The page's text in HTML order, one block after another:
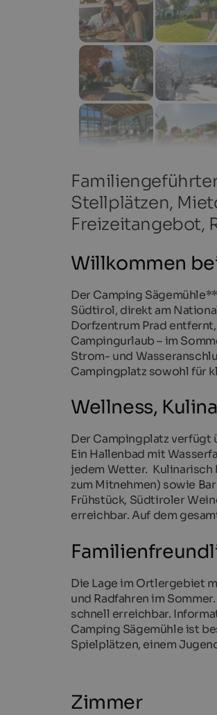
Stellplätzen,
Freizeitangebot,
Willkommen
Der Camping
Südtirol, direkt am
Dorfzentrum Prad
Campingurlaub – im
Strom- und
Campingplatz sowohl für
Wellness,
Der Campingplatz verfügt
Ein Hallenbad mit
jedem Wetter. Kulinarisch
zum Mitnehmen) sowie
Frühstück, Südtiroler
erreichbar. Auf dem
Die Lage im Ortlergebiet
und Radfahren im
schnell erreichbar.
Camping Sägemühle ist
Spielplätzen, einem
Zimmer